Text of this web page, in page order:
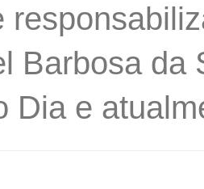
Barbosa da
Dia e